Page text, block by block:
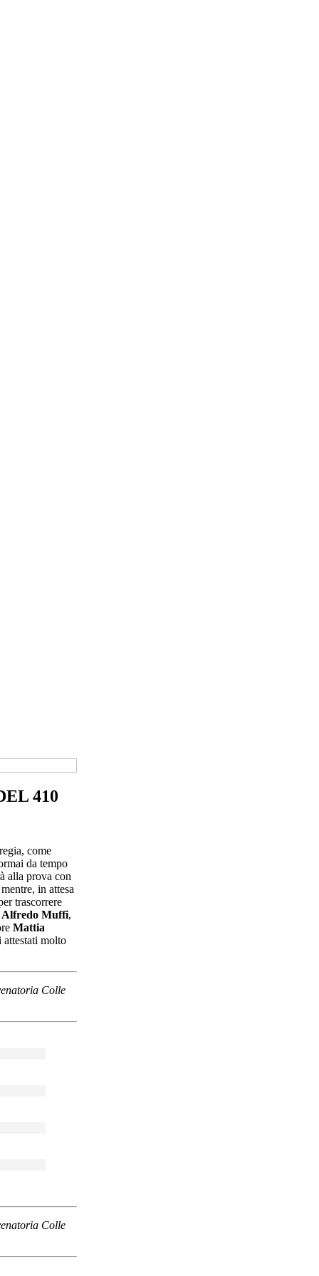
410
come
da tempo
alla prova con
in attesa
trascorrere
Alfredo Muffi,
Mattia
molto
Colle
Colle